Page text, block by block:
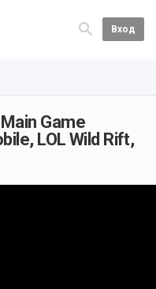
Вход
Game
LOL Wild Rift,